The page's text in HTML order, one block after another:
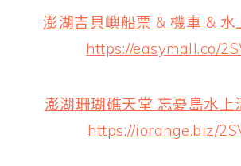
澎湖吉貝嶼船票 & 機車 & 水
https://easymall.co/
澎湖珊瑚礁天堂 忘憂島水上
https://iorange.biz/